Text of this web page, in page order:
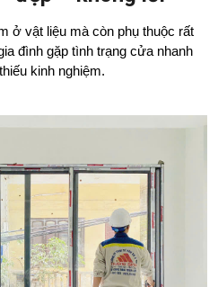
ở vật liệu mà còn phụ thuộc rất
đình gặp tình trạng cửa nhanh
kinh nghiệm.